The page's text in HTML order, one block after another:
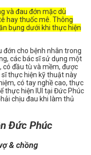
và đau đớn mặc dù
hay thuốc mê. Thông
bụng dưới khi thực hiện
đớn cho bệnh nhân trong
các bác sĩ sử dụng một
đầu tù và mềm, được
thực hiện kỹ thuật này
có tay nghề cao, thực
thực hiện IUI tại Đức Phúc
chịu đau khi làm thủ
Đức Phúc
& chồng